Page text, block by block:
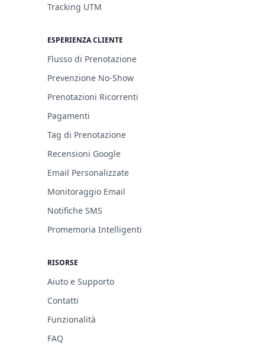
Tracking UTM
ESPERIENZA CLIENTE
Flusso di Prenotazione
Prevenzione No-Show
Prenotazioni Ricorrenti
Pagamenti
Tag di Prenotazione
Recensioni Google
Email Personalizzate
Monitoraggio Email
Notifiche SMS
Promemoria Intelligenti
RISORSE
Aiuto e Supporto
Contatti
Funzionalità
FAQ